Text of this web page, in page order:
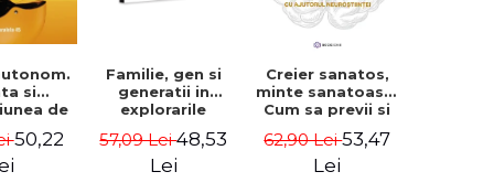
si
de
control
lor -
50,22
Familie, gen si
generatii in
explorarile
transformarii
sociale - Sorana
57,09 Lei48,53
Lei
Creier sanatos,
minte sanatoasa.
Cum sa previi si
anxietatea,
depresia,
62,90 Lei53,47
Lei